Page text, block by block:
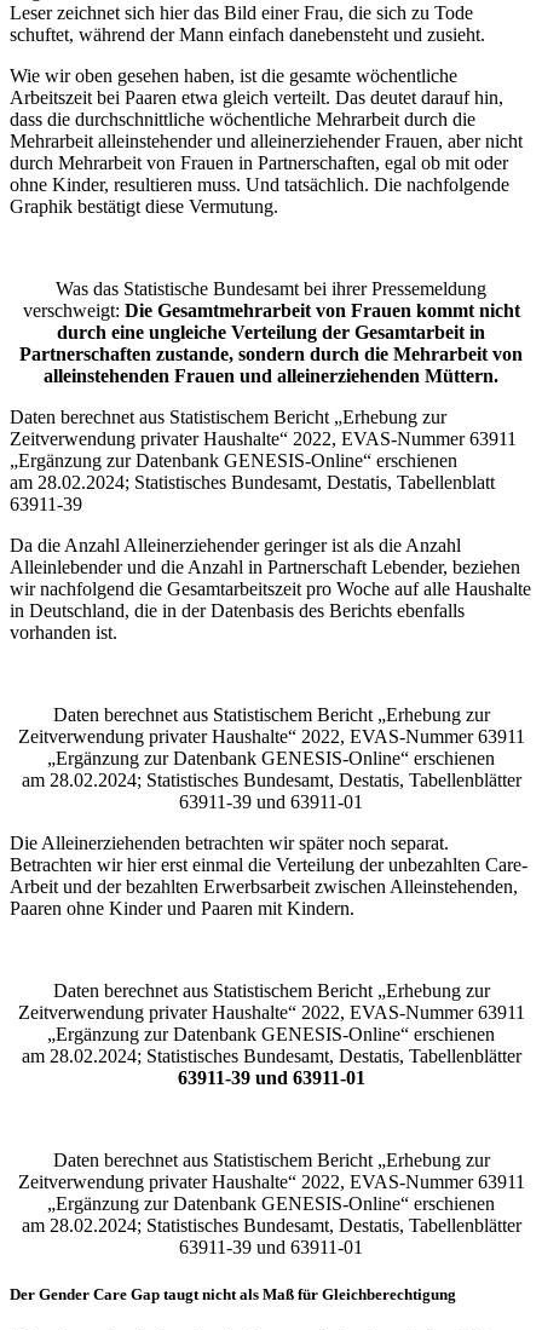
Leser zeichnet sich hier das Bild einer Frau, die sich zu Tode
schuftet, während der Mann einfach danebensteht und zusieht.
Wie wir oben gesehen haben, ist die gesamte wöchentliche
Arbeitszeit bei Paaren etwa gleich verteilt. Das deutet darauf hin,
dass die durchschnittliche wöchentliche Mehrarbeit durch die
Mehrarbeit alleinstehender und alleinerziehender Frauen, aber nicht
durch Mehrarbeit von Frauen in Partnerschaften, egal ob mit oder
ohne Kinder, resultieren muss. Und tatsächlich. Die nachfolgende
Graphik bestätigt diese Vermutung.
Was das Statistische Bundesamt bei ihrer Pressemeldung
verschweigt: Die Gesamtmehrarbeit von Frauen kommt nicht
durch eine ungleiche Verteilung der Gesamtarbeit in
Partnerschaften zustande, sondern durch die Mehrarbeit von
alleinstehenden Frauen und alleinerziehenden Müttern.
Daten berechnet aus Statistischem Bericht „Erhebung zur
Zeitverwendung privater Haushalte“ 2022, EVAS-Nummer 63911
„Ergänzung zur Datenbank GENESIS-Online“ erschienen
am 28.02.2024; Statistisches Bundesamt, Destatis, Tabellenblatt
63911-39
Da die Anzahl Alleinerziehender geringer ist als die Anzahl
Alleinlebender und die Anzahl in Partnerschaft Lebender, beziehen
wir nachfolgend die Gesamtarbeitszeit pro Woche auf alle Haushalte
in Deutschland, die in der Datenbasis des Berichts ebenfalls
vorhanden ist.
Daten berechnet aus Statistischem Bericht „Erhebung zur
Zeitverwendung privater Haushalte“ 2022, EVAS-Nummer 63911
„Ergänzung zur Datenbank GENESIS-Online“ erschienen
am 28.02.2024; Statistisches Bundesamt, Destatis, Tabellenblätter
63911-39 und 63911-01
Die Alleinerziehenden betrachten wir später noch separat.
Betrachten wir hier erst einmal die Verteilung der unbezahlten Care-
Arbeit und der bezahlten Erwerbsarbeit zwischen Alleinstehenden,
Paaren ohne Kinder und Paaren mit Kindern.
Daten berechnet aus Statistischem Bericht „Erhebung zur
Zeitverwendung privater Haushalte“ 2022, EVAS-Nummer 63911
„Ergänzung zur Datenbank GENESIS-Online“ erschienen
am 28.02.2024; Statistisches Bundesamt, Destatis, Tabellenblätter
63911-39 und 63911-01
Daten berechnet aus Statistischem Bericht „Erhebung zur
Zeitverwendung privater Haushalte“ 2022, EVAS-Nummer 63911
„Ergänzung zur Datenbank GENESIS-Online“ erschienen
am 28.02.2024; Statistisches Bundesamt, Destatis, Tabellenblätter
63911-39 und 63911-01
Der Gender Care Gap taugt nicht als Maß für Gleichberechtigung